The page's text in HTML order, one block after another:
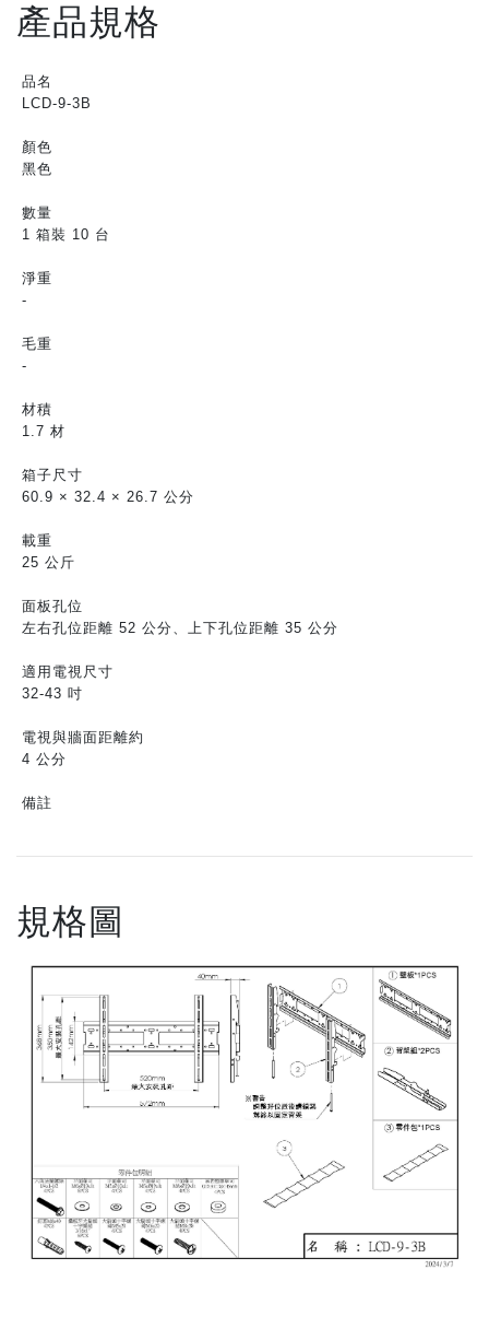
產品規格
品名
LCD-9-3B
顏色
黑色
數量
1 箱裝 10 台
淨重
-
毛重
-
材積
1.7 材
箱子尺寸
60.9 × 32.4 × 26.7 公分
載重
25 公斤
面板孔位
左右孔位距離 52 公分、上下孔位距離 35 公分
適用電視尺寸
32-43 吋
電視與牆面距離約
4 公分
備註
規格圖